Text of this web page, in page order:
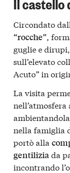
Circondato
“rocche”,
guglie e
sull’elevato
Acuto” in
La visita
nella famiglia
portò alla
gentiliziada
incontrando